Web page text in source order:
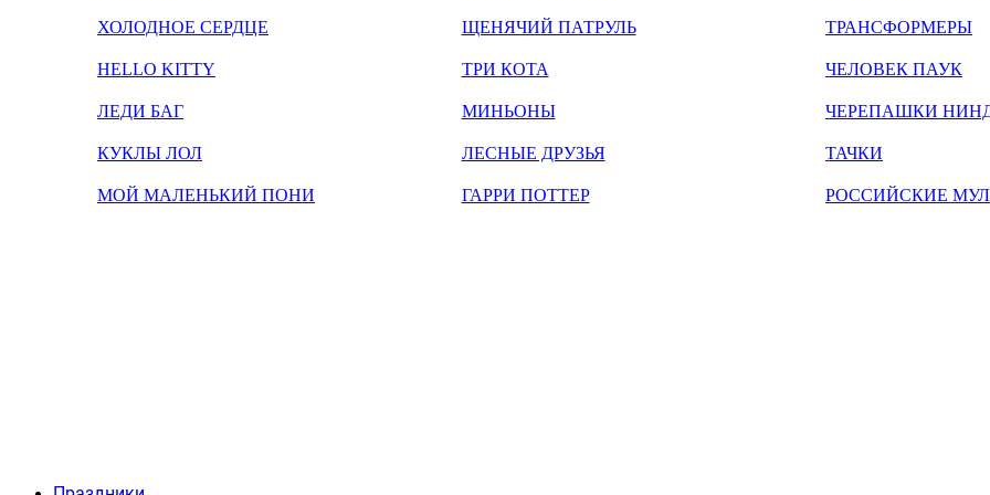
ХОЛОДНОЕ СЕРДЦЕ
HELLO KITTY
ЛЕДИ БАГ
КУКЛЫ ЛОЛ
МОЙ МАЛЕНЬКИЙ ПОНИ
ЩЕНЯЧИЙ ПАТРУЛЬ
ТРИ КОТА
МИНЬОНЫ
ЛЕСНЫЕ ДРУЗЬЯ
ГАРРИ ПОТТЕР
ТРАНСФОРМЕРЫ
ЧЕЛОВЕК ПАУК
ЧЕРЕПАШКИ
ТАЧКИ
РОССИЙСКИЕ